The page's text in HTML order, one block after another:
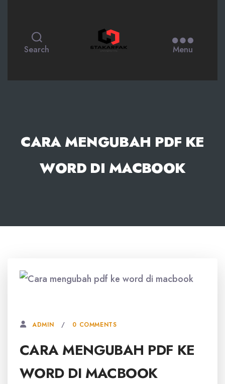
Search Menu
CARA MENGUBAH PDF KE
WORD DI MACBOOK
ADMIN 0 COMMENTS
CARA MENGUBAH PDF KE
WORD DI MACBOOK